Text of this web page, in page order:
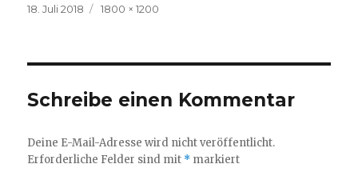
Veröffentlicht
18. Juli 2018
Volle
1800 × 1200
Schreibe einen Kommentar
Deine E-Mail-Adresse wird nicht veröffentlicht.
Erforderliche Felder sind mit * markiert